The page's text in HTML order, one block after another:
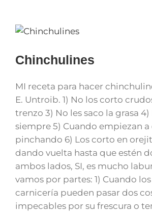
Chinchulines
MI receta para hacer
E. Untroib. 1) No los corto
trenzo 3) No les saco la grasa
siempre 5) Cuando empiezan a
pinchando 6) Los corto en
dando vuelta hasta que estén
ambos lados, SI, es mucho
vamos por partes: 1) Cuando
carnicería pueden pasar dos
impecables por su frescura o